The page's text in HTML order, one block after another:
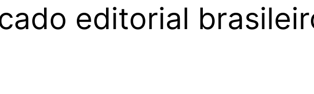
editorial